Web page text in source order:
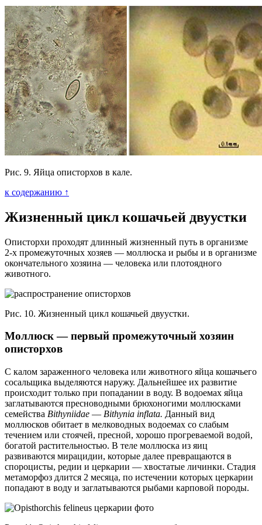
Рис. 9. Яйца описторхов в кале.
к содержанию ↑
Жизненный цикл кошачьей двуустки
Описторхи проходят длинный жизненный путь в организме
2-х промежуточных хозяев — моллюска и рыбы и в организме
окончательного хозяина — человека или плотоядного
животного.
Рис. 10. Жизненный цикл кошачьей двуустки.
Моллюск — первый промежуточный хозяин
описторхов
С калом зараженного человека или животного яйца кошачьего
сосальщика выделяются наружу. Дальнейшее их развитие
происходит только при попадании в воду. В водоемах яйца
заглатываются пресноводными брюхоногими моллюсками
семейства Bithyniidae — Bithynia inflata. Данный вид
моллюсков обитает в мелководных водоемах со слабым
течением или стоячей, пресной, хорошо прогреваемой водой,
богатой растительностью. В теле моллюска из яиц
развиваются мирацидии, которые далее превращаются в
спороцисты, редии и церкарии — хвостатые личинки. Стадия
метаморфоз длится 2 месяца, по истечении которых церкарии
попадают в воду и заглатываются рыбами карповой породы.